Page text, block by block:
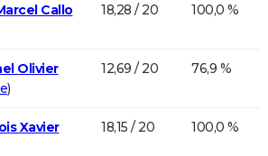
Callo
18,28 / 20 100,0 %
Olivier
)
12,69 / 20 76,9 %
Xavier
18,15 / 20 100,0 %